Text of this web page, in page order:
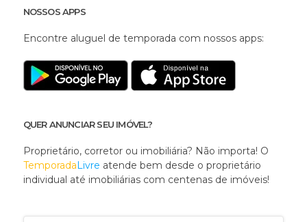
NOSSOS APPS
Encontre aluguel de temporada com nossos apps:
QUER ANUNCIAR SEU IMÓVEL?
Proprietário, corretor ou imobiliária? Não importa! O
TemporadaLivre atende bem desde o proprietário
individual até imobiliárias com centenas de imóveis!